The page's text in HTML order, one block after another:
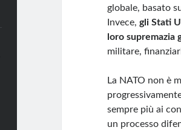
globale, basato
Invece,gli Stati
loro supremazia
militare,
La NATO non è
sempre più ai
un processo